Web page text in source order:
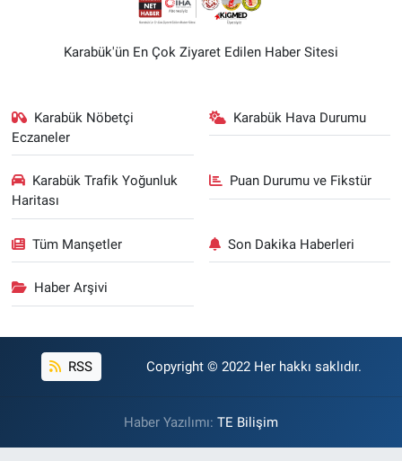
Karabük'ün En Çok Ziyaret Edilen Haber Sitesi
Karabük Nöbetçi
Eczaneler
Karabük Hava Durumu
Karabük Trafik Yoğunluk
Haritası
Puan Durumu ve Fikstür
Tüm Manşetler Son Dakika Haberleri
Haber Arşivi
RSS Copyright © 2022 Her hakkı saklıdır.
Haber Yazılımı: TE Bilişim